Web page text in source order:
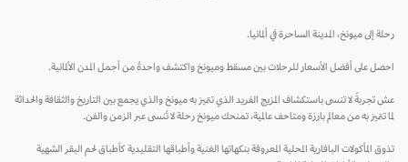
رحلة إلى ميونخ، المدينة الساحرة في ألمانيا.
احصل على أفضل الأسعار للرحلات بين مسقط وميونخ واكتشف واحدةً من أجمل المدن الألمانية.
عش تجربةً لا تنسى باستكشاف المزيج الفريد الذي تتميز به ميونخ والذي يجمع بين التاريخ والثقافة والحداثة
لما تتميز به من معالم بارزة ومتاحف عالمية، تمنحك ميونخ رحلة لا تُنسى عبر الزمن والفن.
تذوق المأكولات البافارية المحلية المعروفة بنكهاتها الغنية وأطباقها التقليدية كأطباق لحم البقر الشهية